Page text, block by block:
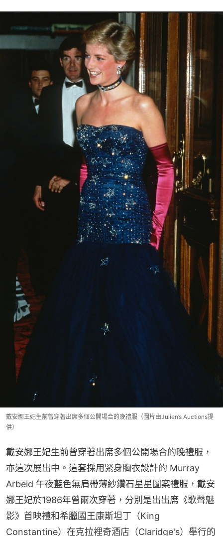
戴安娜王妃生前曾穿著出席多個公開場合的晚禮服（圖片由Julien’s Auctions提
供）
戴安娜王妃生前曾穿著出席多個公開場合的晚禮服，
亦這次展出中。這套採用緊身胸衣設計的 Murray
Arbeid 午夜藍色無肩帶薄紗鑽石星星圖案禮服，戴安
娜王妃於1986年曾兩次穿著，分別是出出席《歌聲魅
影》首映禮和希臘國王康斯坦丁（King
Constantine）在克拉裡奇酒店（Claridge's）舉行的